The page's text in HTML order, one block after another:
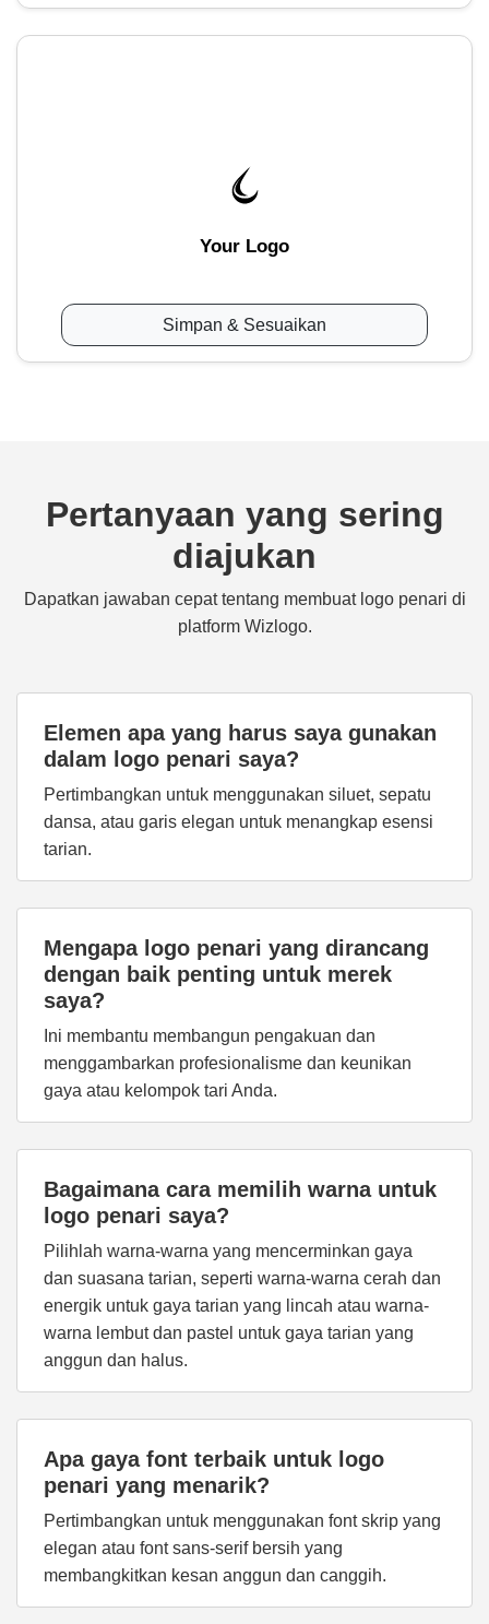
Your Logo
Simpan & Sesuaikan
Pertanyaan yang sering
diajukan
Dapatkan jawaban cepat tentang membuat logo penari di
platform Wizlogo.
Elemen apa yang harus saya gunakan
dalam logo penari saya?
Pertimbangkan untuk menggunakan siluet, sepatu
dansa, atau garis elegan untuk menangkap esensi
tarian.
Mengapa logo penari yang dirancang
dengan baik penting untuk merek
saya?
Ini membantu membangun pengakuan dan
menggambarkan profesionalisme dan keunikan
gaya atau kelompok tari Anda.
Bagaimana cara memilih warna untuk
logo penari saya?
Pilihlah warna-warna yang mencerminkan gaya
dan suasana tarian, seperti warna-warna cerah dan
energik untuk gaya tarian yang lincah atau warna-
warna lembut dan pastel untuk gaya tarian yang
anggun dan halus.
Apa gaya font terbaik untuk logo
penari yang menarik?
Pertimbangkan untuk menggunakan font skrip yang
elegan atau font sans-serif bersih yang
membangkitkan kesan anggun dan canggih.